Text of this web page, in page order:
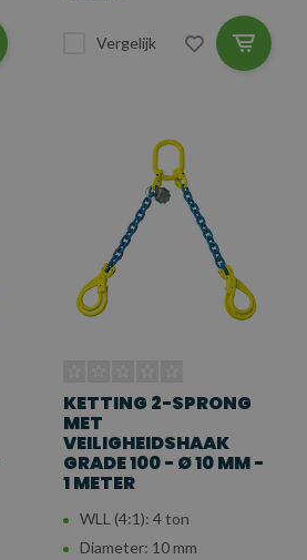
Vergelijk
KETTING 2-SPRONG
MET
VEILIGHEIDSHAAK
GRADE 100 - Ø 10 MM -
1 METER
WLL (4:1): 4 ton
Diameter: 10 mm